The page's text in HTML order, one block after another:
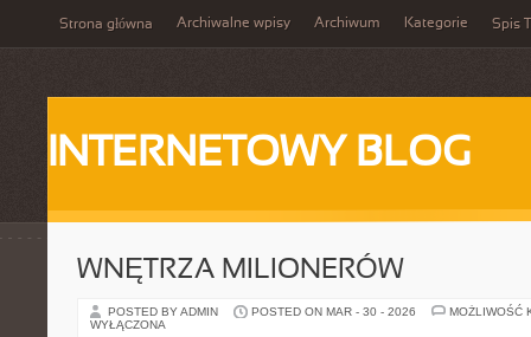
Strona główna Archiwalne wpisy Archiwum Kategorie Spis
INTERNETOWY BLOG
WNĘTRZA MILIONERÓW
POSTED BY ADMIN POSTED ON MAR - 30 - 2026
MOŻLIWOŚĆ
WYŁĄCZONA